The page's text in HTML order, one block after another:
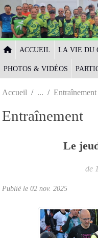
ACCUEIL LA VIE DU
PHOTOS & VIDÉOS
Accueil Entraînement
Entraînement
Le
de
Publié le 02 nov. 2025
Panneau de gestion des